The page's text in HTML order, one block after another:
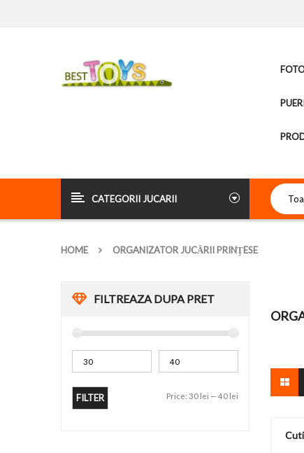
CATEGORII JUCARII
HOME ORGANIZATOR JUCĂRII PRINȚESE
FILTREAZA DUPA PRET
FILTER Price: 30 lei —40 lei